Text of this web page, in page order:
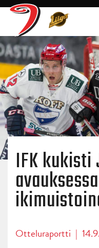
IFK kukisti
Otteluraportti |